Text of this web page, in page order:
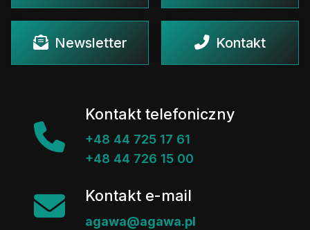
Newsletter Kontakt
Kontakt telefoniczny
+48 44 725 17 61
+48 44 726 15 00
Kontakt e-mail
agawa@agawa.pl